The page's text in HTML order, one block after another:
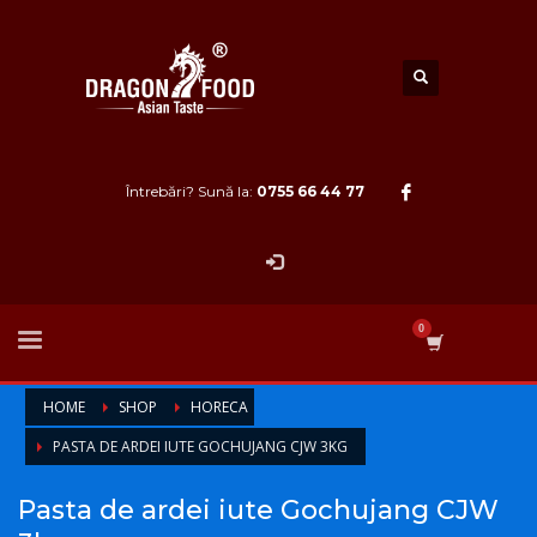
Întrebări? Sună la: 0755 66 44 77
HOME SHOP
HORECA
PASTA DE ARDEI IUTE GOCHUJANG CJW 3KG
Pasta de ardei iute Gochujang CJW